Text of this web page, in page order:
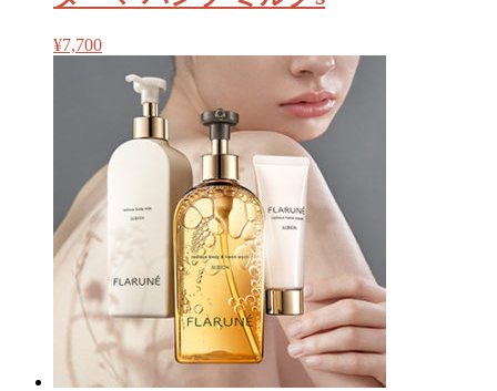
¥7,700